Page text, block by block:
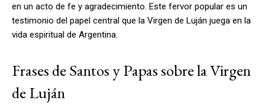
en un acto de fe y agradecimiento. Este fervor popular es un
testimonio del papel central que la Virgen de Luján juega en la
vida espiritual de Argentina.
Frases de Santos y Papas sobre la Virgen
de Luján